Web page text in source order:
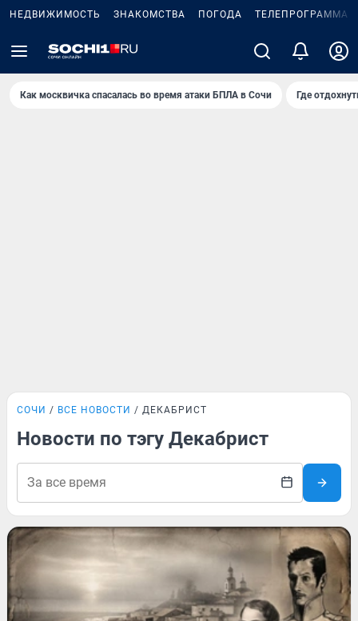
НЕДВИЖИМОСТЬ ЗНАКОМСТВА ПОГОДА ТЕЛЕПРОГРАММА
Как москвичка спасалась во время атаки БПЛА в Сочи Где
СОЧИ ВСЕ НОВОСТИ ДЕКАБРИСТ
Новости по тэгу Декабрист